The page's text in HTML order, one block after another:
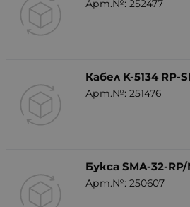
Арт.№: 252477
Кабел K-5134 RP-
Арт.№: 251476
Букса SMA-32-RP/
Арт.№: 250607